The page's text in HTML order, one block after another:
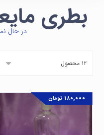
بطری در حال
۱۸۰,۰۰۰ تومان